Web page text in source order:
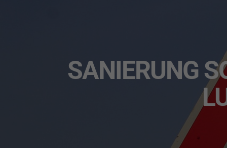
SANIERUNG